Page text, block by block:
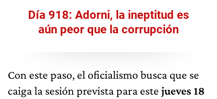
Día 918: Adorni, la ineptitud es
aún peor que la corrupción
Con este paso, el oficialismo busca que se
caiga la sesión prevista para este jueves 18